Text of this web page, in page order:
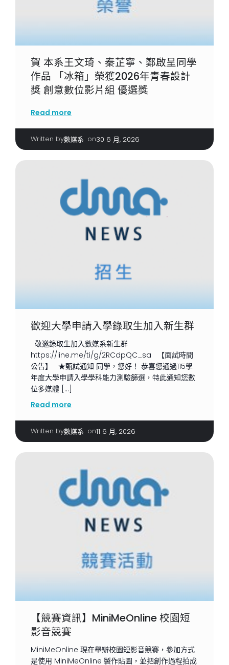
賀 本系王文琦、秦芷寧、鄭啟呈同學
作品 「冰箱」榮獲2026年青春設計
獎 創意數位影片組 優選獎
Read more
Written by數媒系 on30 6 月, 2026
歡迎大學申請入學錄取生加入新生群
敬邀錄取生加入數媒系新生群
https://line.me/ti/g/2RCdpQC_sa 【面試時間
公告】 ★甄試通知 同學，您好！ 恭喜您通過115學
年度大學申請入學學科能力測驗篩選，特此通知您數
位多媒體 […]
Read more
Written by數媒系 on11 6 月, 2026
【競賽資訊】MiniMeOnline 校園短
影音競賽
MiniMeOnline 現在舉辦校園短影音競賽，參加方式
是使用 MiniMeOnline 製作貼圖，並把創作過程拍成